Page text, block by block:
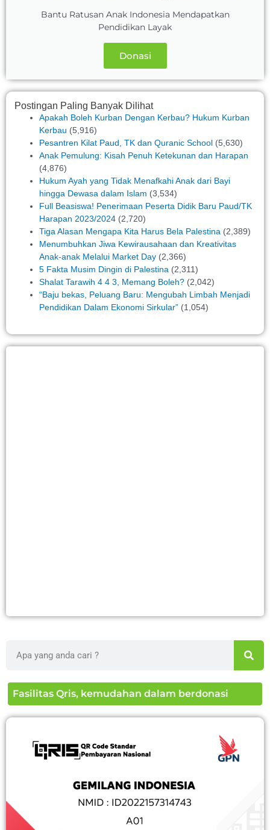
Bantu Ratusan Anak Indonesia Mendapatkan
Pendidikan Layak
Donasi
Postingan Paling Banyak Dilihat
Apakah Boleh Kurban Dengan Kerbau? Hukum Kurban
Kerbau (5,916)
Pesantren Kilat Paud, TK dan Quranic School (5,630)
Anak Pemulung: Kisah Penuh Ketekunan dan Harapan
(4,876)
Hukum Ayah yang Tidak Menafkahi Anak dari Bayi
hingga Dewasa dalam Islam (3,534)
Full Beasiswa! Penerimaan Peserta Didik Baru Paud/TK
Harapan 2023/2024 (2,720)
Tiga Alasan Mengapa Kita Harus Bela Palestina (2,389)
Menumbuhkan Jiwa Kewirausahaan dan Kreativitas
Anak-anak Melalui Market Day (2,366)
5 Fakta Musim Dingin di Palestina (2,311)
Shalat Tarawih 4 4 3, Memang Boleh? (2,042)
“Baju bekas, Peluang Baru: Mengubah Limbah Menjadi
Pendidikan Dalam Ekonomi Sirkular” (1,054)
Fasilitas Qris, kemudahan dalam berdonasi